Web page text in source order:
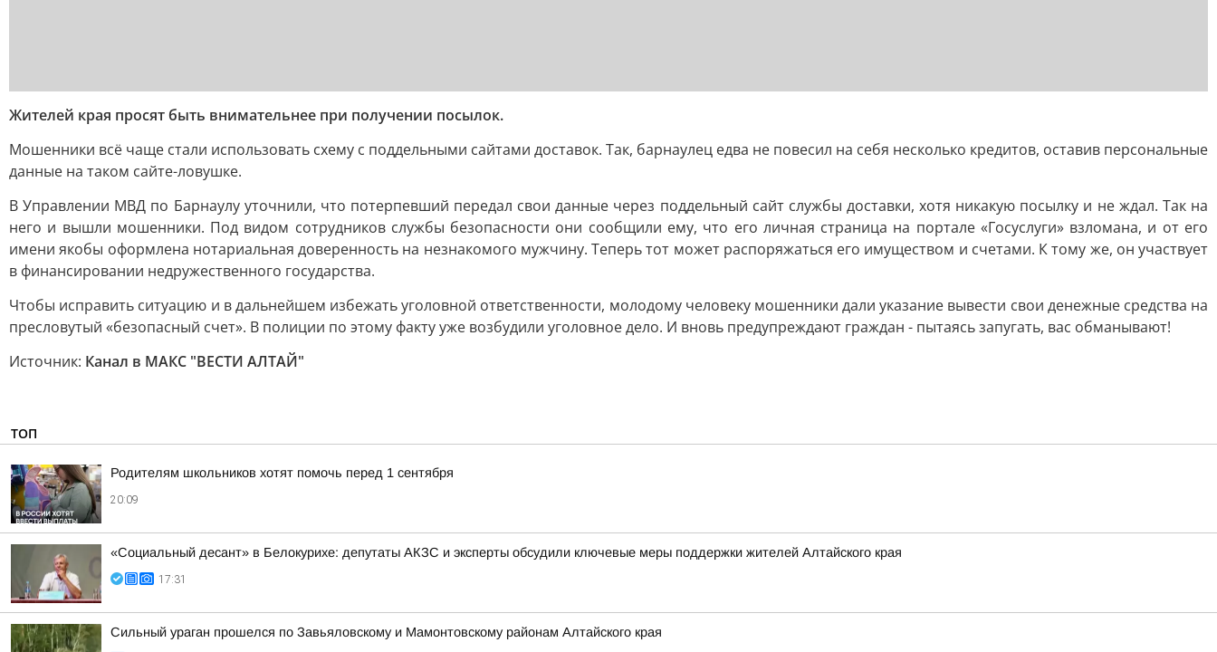
Жителей края просят быть внимательнее при получении посылок.
Мошенники всё чаще стали использовать схему с поддельными сайтами доставок. Так, барнаулец едва не повесил на себя несколько кредитов, оставив персональные
данные на таком сайте-ловушке.
В Управлении МВД по Барнаулу уточнили, что потерпевший передал свои данные через поддельный сайт службы доставки, хотя никакую посылку и не ждал. Так на
него и вышли мошенники. Под видом сотрудников службы безопасности они сообщили ему, что его личная страница на портале «Госуслуги» взломана, и от его
имени якобы оформлена нотариальная доверенность на незнакомого мужчину. Теперь тот может распоряжаться его имуществом и счетами. К тому же, он участвует
в финансировании недружественного государства.
Чтобы исправить ситуацию и в дальнейшем избежать уголовной ответственности, молодому человеку мошенники дали указание вывести свои денежные средства на
пресловутый «безопасный счет». В полиции по этому факту уже возбудили уголовное дело. И вновь предупреждают граждан - пытаясь запугать, вас обманывают!
Источник: Канал в МАКС "ВЕСТИ АЛТАЙ"
ТОП
Родителям школьников хотят помочь перед 1 сентября
20:09
«Социальный десант» в Белокурихе: депутаты АКЗС и эксперты обсудили ключевые меры поддержки жителей Алтайского края
17:31
Сильный ураган прошелся по Завьяловскому и Мамонтовскому районам Алтайского края